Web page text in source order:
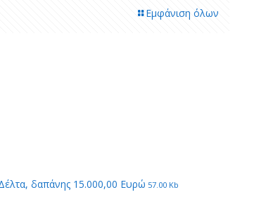
Εμφάνιση όλων
δαπάνης 15.000,00 Ευρώ 57.00 Kb